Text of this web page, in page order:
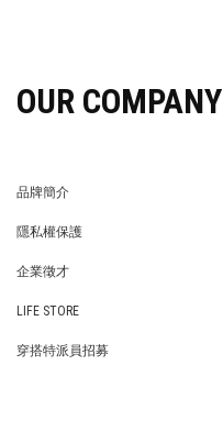
OUR COMPANY
品牌簡介
隱私權保護
企業徵才
LIFE STORE
穿搭特派員招募